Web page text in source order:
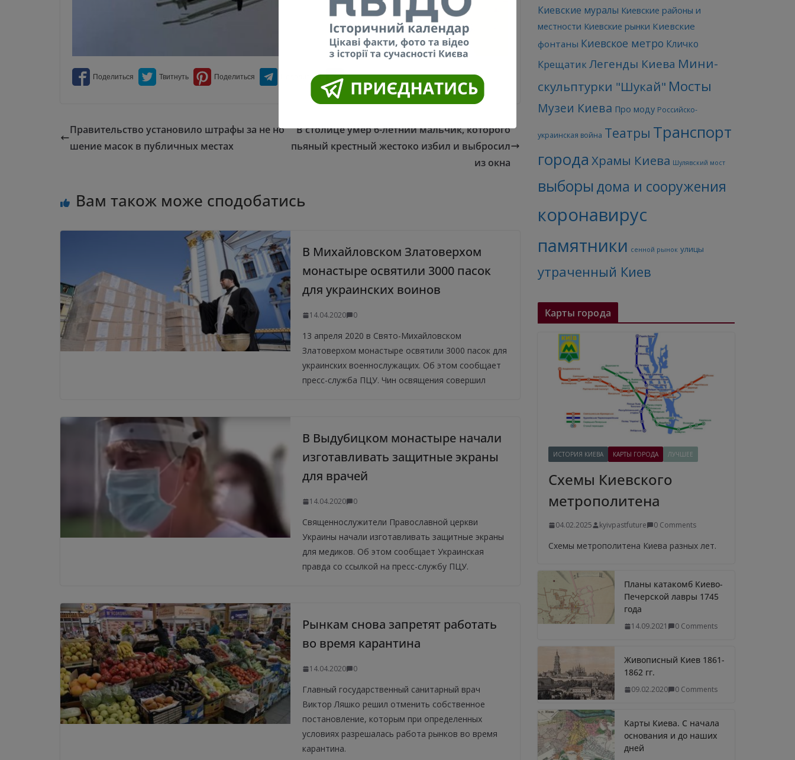
Правительство установило штрафы за не но
шение масок в публичных местах
В столице умер 6-летний мальчик, которого
пьяный крестный жестоко избил и выбросил
из окна
Вам також може сподобатись
В Михайловском Златоверхом
монастыре освятили 3000 пасок
для украинских воинов
14.04.2020 0
13 апреля 2020 в Свято-Михайловском
Златоверхом монастыре освятили 3000 пасок для
украинских военнослужащих. Об этом сообщает
пресс-служба ПЦУ. Чин освящения совершил
В Выдубицком монастыре начали
изготавливать защитные экраны
для врачей
14.04.2020 0
Священнослужители Православной церкви
Украины начали изготавливать защитные экраны
для медиков. Об этом сообщает Украинская
правда со ссылкой на пресс-службу ПЦУ.
Рынкам снова запретят работать
во время карантина
14.04.2020 0
Главный государственный санитарный врач
Виктор Ляшко решил отменить собственное
постановление, которым при определенных
условиях разрешалась работа рынков во время
карантина.
Киевские муралы Киевские районы и
местности Киевские рынки Киевские
фонтаны Киевское метро Кличко
КрещатикЛегенды Киева Мини-
скульптурки "Шукай" Мосты
Музеи Киева Про моду Российско-
украинская война Театры Транспорт
города Храмы Киева Шулявский мост
выборы дома и сооружения
коронавирус
памятники сенной рынок улицы
утраченный Киев
Карты города
ИСТОРИЯ КИЕВА КАРТЫ ГОРОДА ЛУЧШЕЕ
Схемы Киевского
метрополитена
04.02.2025 kyivpastfuture 0 Comments
Схемы метрополитена Киева разных лет.
Планы катакомб Киево-
Печерской лавры 1745
года
14.09.2021 0 Comments
Живописный Киев 1861-
1862 гг.
09.02.2020 0 Comments
Карты Киева. С начала
основания и до наших
дней